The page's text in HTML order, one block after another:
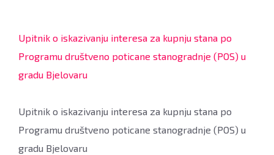
Upitnik o iskazivanju interesa za kupnju stana po
Programu društveno poticane stanogradnje (POS) u
gradu Bjelovaru
Upitnik o iskazivanju interesa za kupnju stana po
Programu društveno poticane stanogradnje (POS) u
gradu Bjelovaru